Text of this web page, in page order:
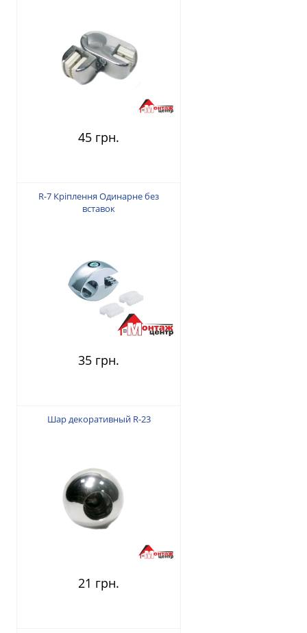
45 грн.
R-7 Кріплення Одинарне без
вставок
35 грн.
Шар декоративный R-23
21 грн.